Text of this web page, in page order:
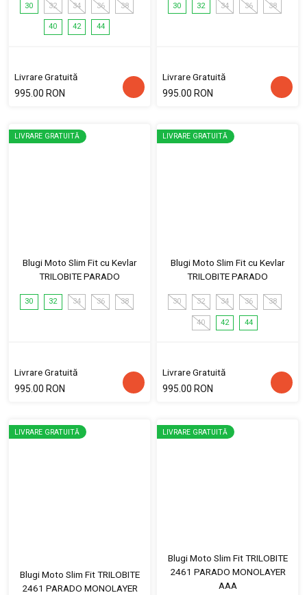
30 32 34 36 38
40 42 44
Livrare Gratuită
995.00 RON
30 32 34 36 38
Livrare Gratuită
995.00 RON
LIVRARE GRATUITĂ
Blugi Moto Slim Fit cu Kevlar
TRILOBITE PARADO
30 32 34 36 38
Livrare Gratuită
995.00 RON
LIVRARE GRATUITĂ
Blugi Moto Slim Fit cu Kevlar
TRILOBITE PARADO
30 32 34 36 38
40 42 44
Livrare Gratuită
995.00 RON
LIVRARE GRATUITĂ
Blugi Moto Slim Fit TRILOBITE
2461 PARADO MONOLAYER
LIVRARE GRATUITĂ
Blugi Moto Slim Fit TRILOBITE
2461 PARADO MONOLAYER
AAA